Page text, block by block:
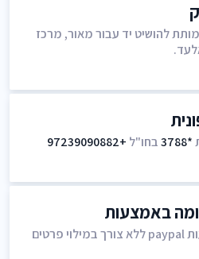
להושיט יד עבור מאור, מרכז
*3788 בחו"ל +97239090882
תרומה באמצעות paypal ללא צורך במילוי פרטים